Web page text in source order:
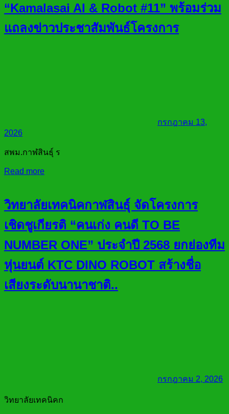
“Kamalasai AI & Robot #11” พร้อมร่วม
แถลงข่าวประชาสัมพันธ์โครงการ
กรกฎาคม 13,
2026
สพม.กาฬสินธุ์ ร
Read more
วิทยาลัยเทคนิคกาฬสินธุ์ จัดโครงการ
เชิดชูเกียรติ “คนเก่ง คนดี TO BE
NUMBER ONE” ประจำปี 2568 ยกย่องทีม
หุ่นยนต์ KTC DINO ROBOT สร้างชื่อ
เสียงระดับนานาชาติ..
กรกฎาคม 2, 2026
วิทยาลัยเทคนิคก